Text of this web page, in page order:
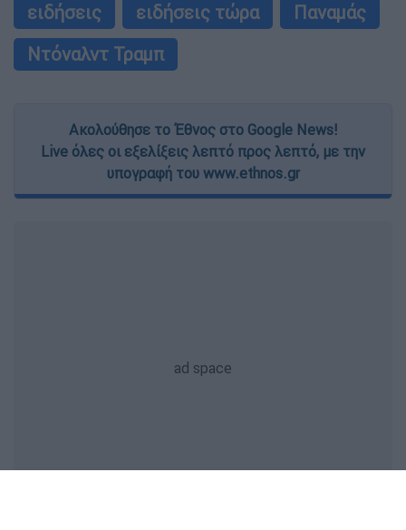
ειδήσεις ειδήσεις τώρα
Παναμάς
Ντόναλντ Τραμπ
Ακολούθησε το Έθνος στο Google News!
Live όλες οι εξελίξεις λεπτό προς λεπτό, με την
υπογραφή του www.ethnos.gr